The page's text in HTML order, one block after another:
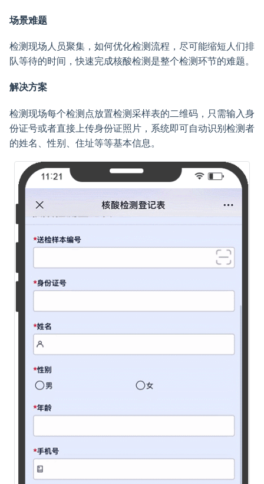
场景难题
检测现场人员聚集，如何优化检测流程，尽可能缩短人们排
队等待的时间，快速完成核酸检测是整个检测环节的难题。
解决方案
检测现场每个检测点放置检测采样表的二维码，只需输入身
份证号或者直接上传身份证照片，系统即可自动识别检测者
的姓名、性别、住址等等基本信息。